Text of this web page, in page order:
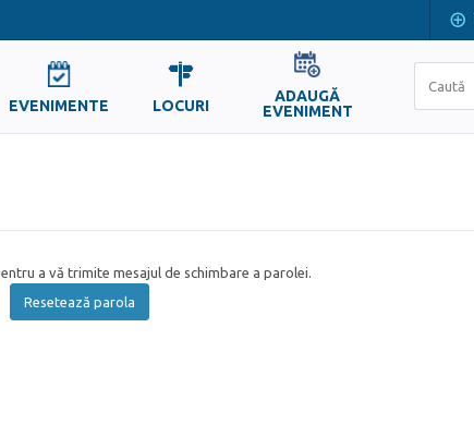
EVENIMENTE LOCURI
ADAUGĂ
EVENIMENT
a vă trimite mesajul de schimbare a parolei.
Resetează parola